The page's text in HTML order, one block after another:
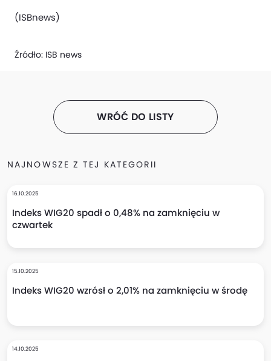
(ISBnews)
Źródło: ISB news
WRÓĆ DO LISTY
NAJNOWSZE Z TEJ KATEGORII
16.10.2025
Indeks WIG20 spadł o 0,48% na zamknięciu w
czwartek
15.10.2025
Indeks WIG20 wzrósł o 2,01% na zamknięciu w środę
14.10.2025